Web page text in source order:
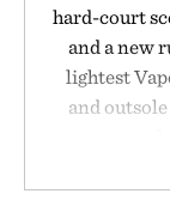
hard-court
and a new
lightest
and
side
Structurally